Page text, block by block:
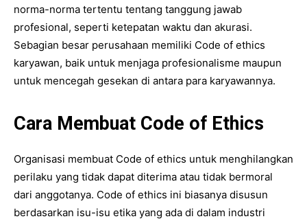
norma-norma tertentu tentang tanggung jawab
profesional, seperti ketepatan waktu dan akurasi.
Sebagian besar perusahaan memiliki Code of ethics
karyawan, baik untuk menjaga profesionalisme maupun
untuk mencegah gesekan di antara para karyawannya.
Cara Membuat Code of Ethics
Organisasi membuat Code of ethics untuk menghilangkan
perilaku yang tidak dapat diterima atau tidak bermoral
dari anggotanya. Code of ethics ini biasanya disusun
berdasarkan isu-isu etika yang ada di dalam industri